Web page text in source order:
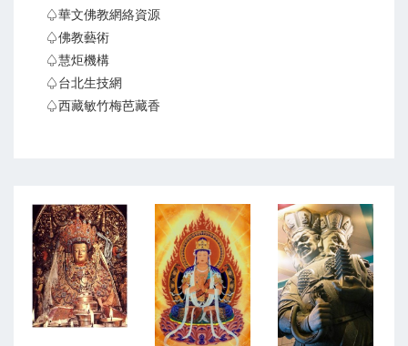
♤華文佛教網絡資源
♤佛教藝術
♤慧炬機構
♤台北生技網
♤西藏敏竹梅芭藏香